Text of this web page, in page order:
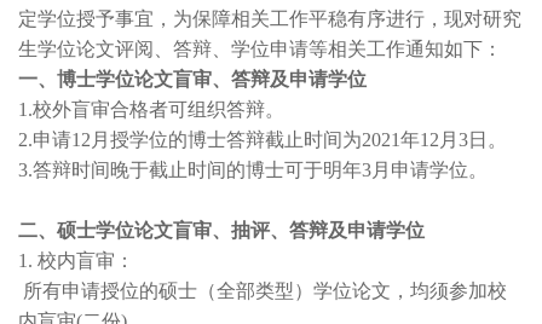
定学位授予事宜，为保障相关工作平稳有序进行，现对研究
生学位论文评阅、答辩、学位申请等相关工作通知如下：
一、博士学位论文盲审、答辩及申请学位
1.校外盲审合格者可组织答辩。
2.申请12月授学位的博士答辩截止时间为2021年12月3日。
3.答辩时间晚于截止时间的博士可于明年3月申请学位。
二、硕士学位论文盲审、抽评、答辩及申请学位
1. 校内盲审：
所有申请授位的硕士（全部类型）学位论文，均须参加校